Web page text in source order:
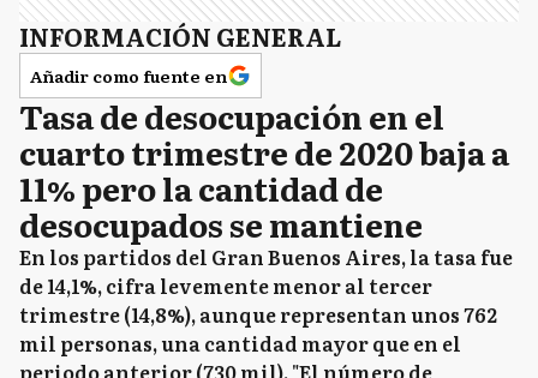
INFORMACIÓN GENERAL
Añadir como fuente en
Tasa de desocupación en el
cuarto trimestre de 2020 baja a
11% pero la cantidad de
desocupados se mantiene
En los partidos del Gran Buenos Aires, la tasa fue
de 14,1%, cifra levemente menor al tercer
trimestre (14,8%), aunque representan unos 762
mil personas, una cantidad mayor que en el
periodo anterior (730 mil). "El número de